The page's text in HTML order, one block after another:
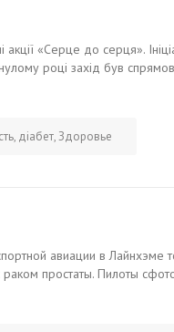
акції «Серце до серця».
році захід був
, діабет,Здоровье
авиации в Лайнхэме
простаты. Пилоты